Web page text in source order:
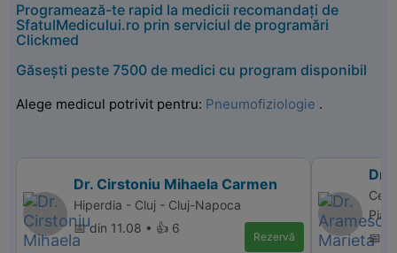
Programează-te rapid la medicii recomandați de
SfatulMedicului.ro prin serviciul de programări
Clickmed
Găsești peste 7500 de medici cu program disponibil
Alege medicul potrivit pentru: Pneumofiziologie .
Dr. Cirstoniu Mihaela Carmen
Hiperdia - Cluj - Cluj-Napoca
📅 din 11.08 • 👍 6
Rezervă
Dr.
📅